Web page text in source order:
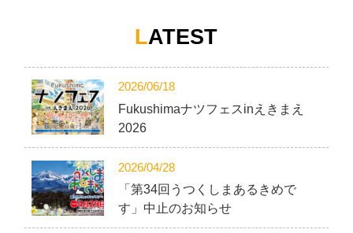
LATEST
2026/06/18
Fukushimaナツフェスinえきまえ
2026
2026/04/28
「第34回うつくしまあるきめで
す」中止のお知らせ